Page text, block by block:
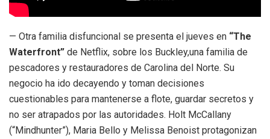
— Otra familia disfuncional se presenta el jueves en “The
Waterfront” de Netflix, sobre los Buckley,una familia de
pescadores y restauradores de Carolina del Norte. Su
negocio ha ido decayendo y toman decisiones
cuestionables para mantenerse a flote, guardar secretos y
no ser atrapados por las autoridades. Holt McCallany
(“Mindhunter”), Maria Bello y Melissa Benoist protagonizan